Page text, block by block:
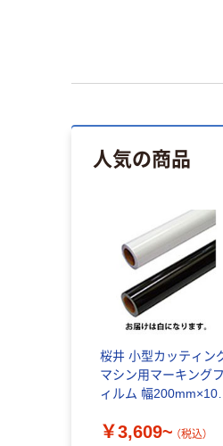
人気の商品
桜井 小型カッティン
マシン用マーキングフ
ィルム 幅200mm×10m
￥3,609~ （税込）